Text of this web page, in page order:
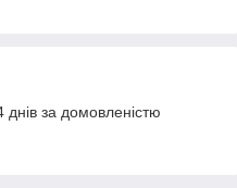
за домовленістю